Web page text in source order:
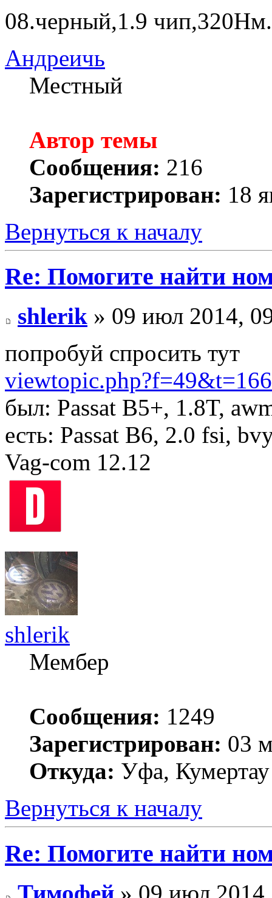
08.черный,1.9 чип,320Нм.
Андреичь
Местный
Автор темы
Сообщения: 216
Зарегистрирован: 18
Вернуться к началу
Re: Помогите найти
shlerik » 09 июл 2014,
попробуй спросить тут
был: Passat B5+, 1.8T,
есть: Passat B6, 2.0 fsi,
Vag-com 12.12
shlerik
Мембер
Сообщения: 1249
Зарегистрирован: 03
Откуда: Уфа, Кумертау
Вернуться к началу
Re: Помогите найти
Тимофей » 09 июл